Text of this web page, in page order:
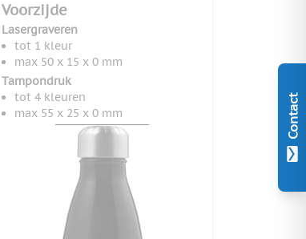
Contact
Voorzijde
Lasergraveren
tot 1 kleur
max 50 x 15 x 0 mm
Tampondruk
tot 4 kleuren
max 55 x 25 x 0 mm